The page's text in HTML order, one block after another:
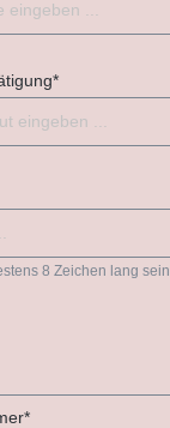
8 Zeichen lang sein.